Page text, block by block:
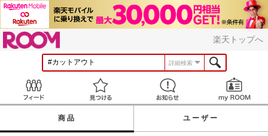
楽天トップへ
詳細検索
見つける お知らせ
商品 ユーザー